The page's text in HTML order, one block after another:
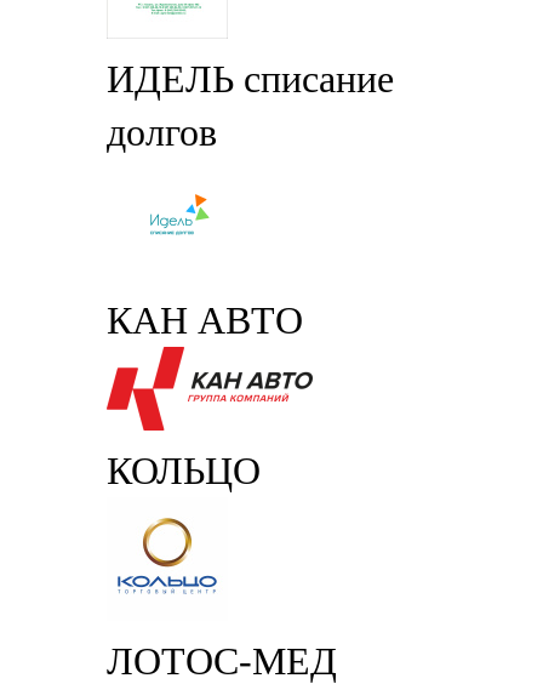
ИДЕЛЬ списание
долгов
КАН АВТО
КОЛЬЦО
ЛОТОС-МЕД